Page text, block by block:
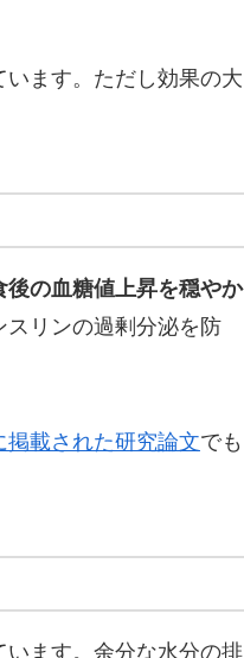
ます。ただし効果の大
後の血糖値上昇を穏やか
スリンの過剰分泌を防
掲載された研究論文でも
ます。余分な水分の排